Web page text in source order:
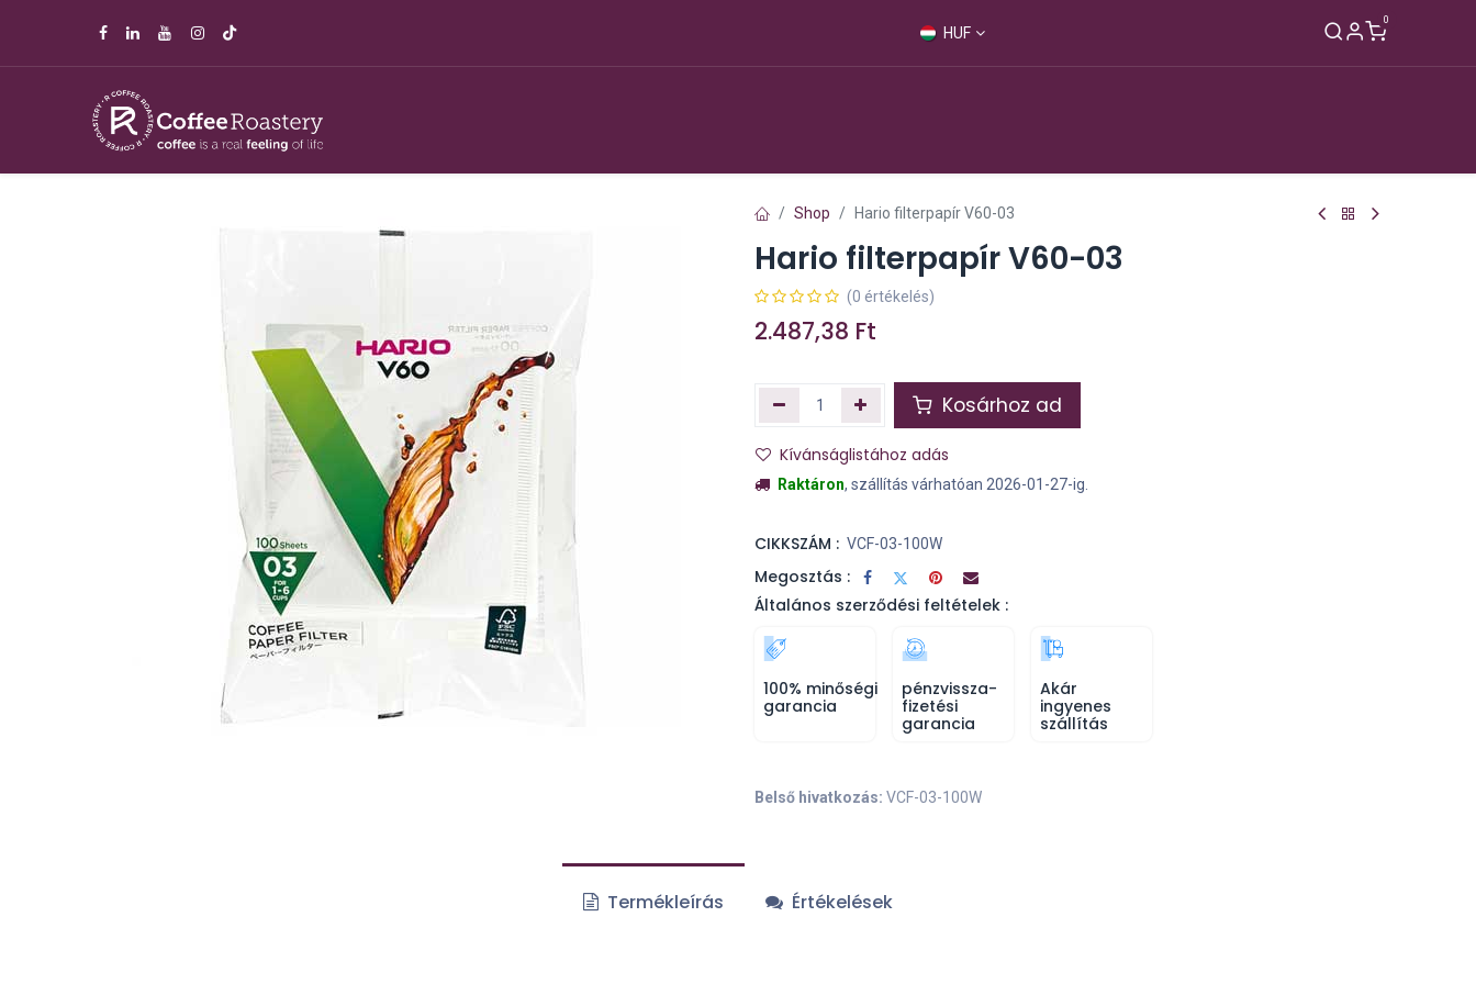
HUF
0
Shop Hario filterpapír V60-03
Hario filterpapír V60-03
(0 értékelés)
2.487,38 Ft
Kosárhoz ad
Kívánságlistához adás
Raktáron, szállítás várhatóan 2026-01-27-ig.
CIKKSZÁM : VCF-03-100W
Megosztás :
Általános szerződési feltételek :
100% minőségi
garancia
pénzvissza-
fizetési
garancia
Akár
ingyenes
szállítás
Belső hivatkozás: VCF-03-100W
Termékleírás Értékelések